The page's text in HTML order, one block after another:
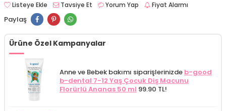
Listeye Ekle Tavsiye Et Yorum Yap Fiyat Alarmı
Paylaş
Ürüne Özel Kampanyalar
Anne ve Bebek bakımı siparişlerinizde b-good
b-dental 7-12 Yaş Çocuk Diş Macunu
Florürlü Ananas 50 ml 99.90 TL!